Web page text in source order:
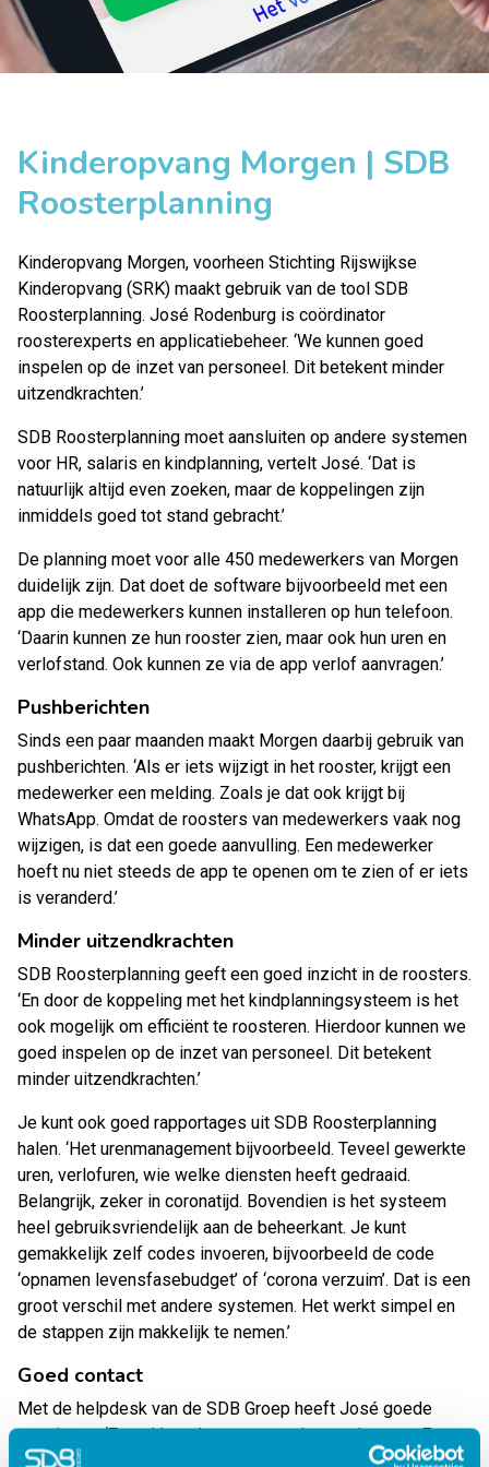
Kinderopvang Morgen | SDB
Roosterplanning
Kinderopvang Morgen, voorheen Stichting Rijswijkse
Kinderopvang (SRK) maakt gebruik van de tool SDB
Roosterplanning. José Rodenburg is coördinator
roosterexperts en applicatiebeheer. ‘We kunnen goed
inspelen op de inzet van personeel. Dit betekent minder
uitzendkrachten.’
SDB Roosterplanning moet aansluiten op andere systemen
voor HR, salaris en kindplanning, vertelt José. ‘Dat is
natuurlijk altijd even zoeken, maar de koppelingen zijn
inmiddels goed tot stand gebracht.’
De planning moet voor alle 450 medewerkers van Morgen
duidelijk zijn. Dat doet de software bijvoorbeeld met een
app die medewerkers kunnen installeren op hun telefoon.
‘Daarin kunnen ze hun rooster zien, maar ook hun uren en
verlofstand. Ook kunnen ze via de app verlof aanvragen.’
Pushberichten
Sinds een paar maanden maakt Morgen daarbij gebruik van
pushberichten. ‘Als er iets wijzigt in het rooster, krijgt een
medewerker een melding. Zoals je dat ook krijgt bij
WhatsApp. Omdat de roosters van medewerkers vaak nog
wijzigen, is dat een goede aanvulling. Een medewerker
hoeft nu niet steeds de app te openen om te zien of er iets
is veranderd.’
Minder uitzendkrachten
SDB Roosterplanning geeft een goed inzicht in de roosters.
‘En door de koppeling met het kindplanningsysteem is het
ook mogelijk om efficiënt te roosteren. Hierdoor kunnen we
goed inspelen op de inzet van personeel. Dit betekent
minder uitzendkrachten.’
Je kunt ook goed rapportages uit SDB Roosterplanning
halen. ‘Het urenmanagement bijvoorbeeld. Teveel gewerkte
uren, verlofuren, wie welke diensten heeft gedraaid.
Belangrijk, zeker in coronatijd. Bovendien is het systeem
heel gebruiksvriendelijk aan de beheerkant. Je kunt
gemakkelijk zelf codes invoeren, bijvoorbeeld de code
‘opnamen levensfasebudget’ of ‘corona verzuim’. Dat is een
groot verschil met andere systemen. Het werkt simpel en
de stappen zijn makkelijk te nemen.’
Goed contact
Met de helpdesk van de SDB Groep heeft José goede
ervaringen. ‘Ze pakken de vragen snel en serieus op. En
met de accountmanager van SDB hebben we ook een goed